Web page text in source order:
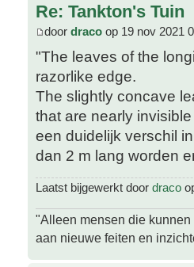
Re: Tankton's Tuin
door draco op 19 nov 2021
"The leaves of the
razorlike edge.
The slightly concave
that are nearly
een duidelijk verschil
dan 2 m lang worden
Laatst bijgewerkt door draco
"Alleen mensen die
aan nieuwe feiten en